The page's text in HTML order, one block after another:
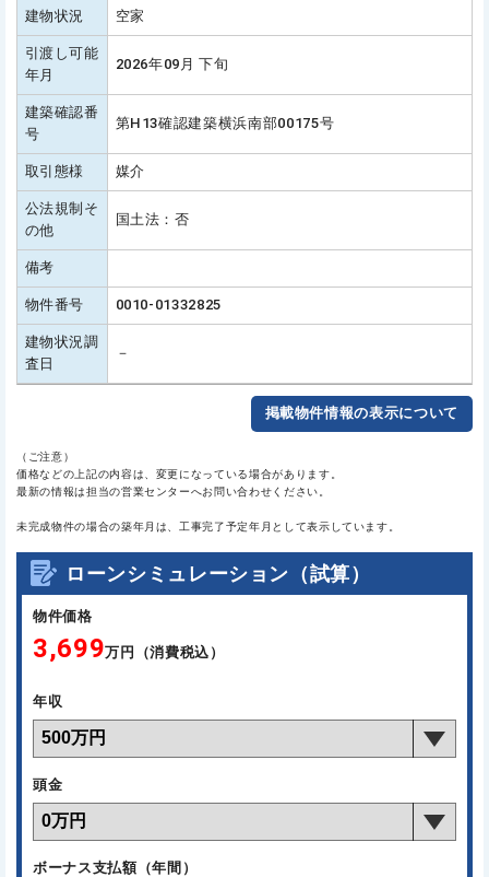
建物状況 空家
引渡し可能
年月
2026年09月 下旬
建築確認番
号
第H13確認建築横浜南部00175号
取引態様 媒介
公法規制そ
の他
国土法：否
備考
物件番号 0010-01332825
建物状況調
査日
－
掲載物件情報の表示について
（ご注意）
価格などの上記の内容は、変更になっている場合があります。
最新の情報は担当の営業センターへお問い合わせください。
未完成物件の場合の築年月は、工事完了予定年月として表示しています。
ローンシミュレーション（試算）
物件価格
3,699万円（消費税込）
年収
頭金
ボーナス支払額（年間）